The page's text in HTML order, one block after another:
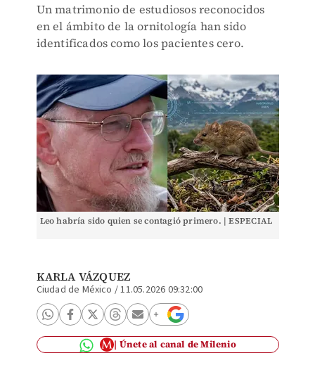
Un matrimonio de estudiosos reconocidos
en el ámbito de la ornitología han sido
identificados como los pacientes cero.
Leo habría sido quien se contagió primero. | ESPECIAL
KARLA VÁZQUEZ
Ciudad de México /11.05.2026 09:32:00
Únete al canal de Milenio